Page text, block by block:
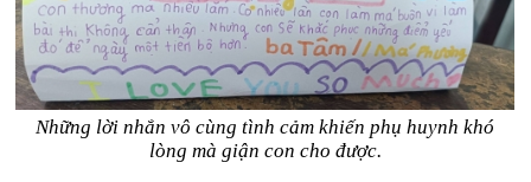
Những lời nhắn vô cùng tình cảm khiến phụ huynh khó
lòng mà giận con cho được.